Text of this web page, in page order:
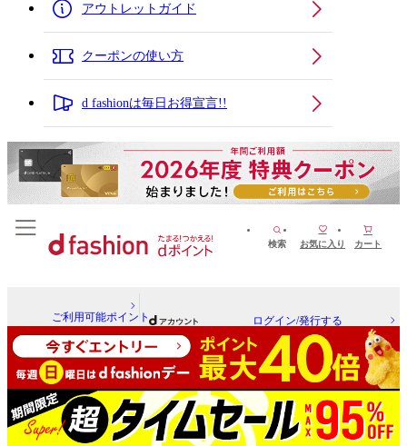
アウトレットガイド
クーポンの使い方
d fashionは毎日お得宣言!!
検索 お気に入り カート
ご利用可能ポイント ログイン/発行する